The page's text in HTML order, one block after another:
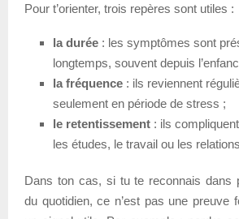
Pour t’orienter, trois repères sont utiles :
la durée : les symptômes sont
longtemps, souvent depuis
la fréquence : ils reviennent
seulement en période de stress ;
le retentissement : ils
les études, le travail ou les
Dans ton cas, si tu te reconnais dans
du quotidien, ce n’est pas une preuve